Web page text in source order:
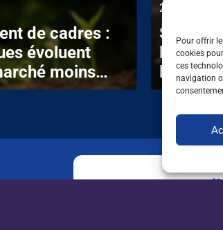
Pour offrir
cookies
ces
navigation
de cadres :
évoluent
moins
25/05/26
Seniors
l’âge
Recevez par